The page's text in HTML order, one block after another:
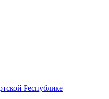
Республике